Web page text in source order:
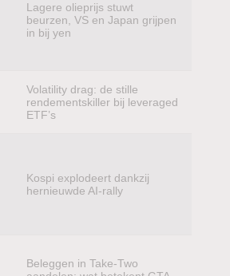
Lagere olieprijs stuwt
beurzen, VS en Japan grijpen
in bij yen
Volatility drag: de stille
rendementskiller bij leveraged
ETF’s
Kospi explodeert dankzij
hernieuwde AI-rally
Beleggen in Take-Two